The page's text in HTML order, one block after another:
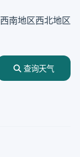
西南地区西北地区
查询天气